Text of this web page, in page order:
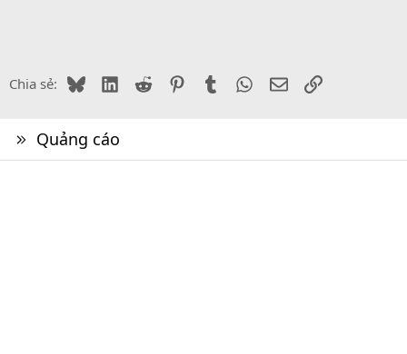
Chia sẻ: BlueskyLinkedIn
Reddit PinterestTumblr WhatsApp
EmailLink
Quảng cáo